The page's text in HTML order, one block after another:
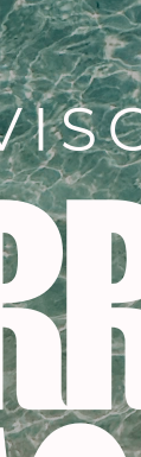
UV
para el
con
de Extend
Molde
y el